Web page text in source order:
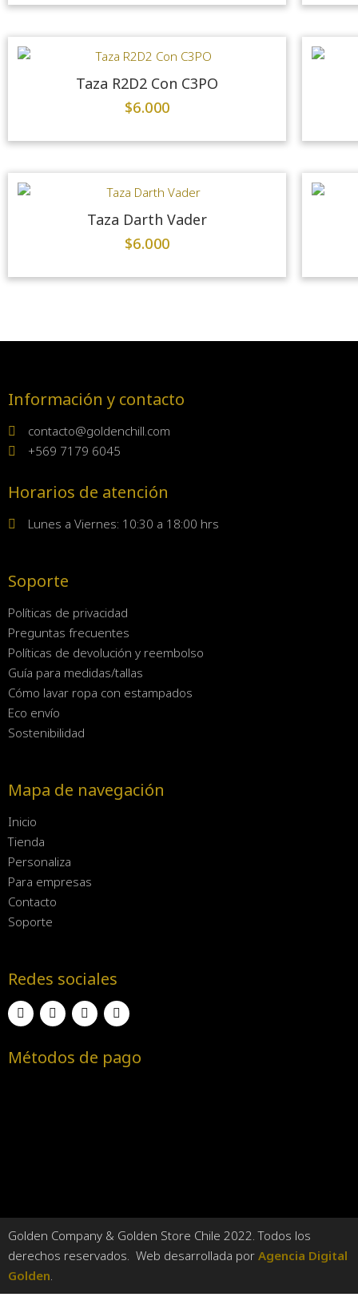
Taza R2D2 Con C3PO
$6.000
Taza Darth Vader
$6.000
Información y contacto
contacto@goldenchill.com
+569 7179 6045
Horarios de atención
Lunes a Viernes: 10:30 a 18:00 hrs
Soporte
Políticas de privacidad
Preguntas frecuentes
Políticas de devolución y reembolso
Guía para medidas/tallas
Cómo lavar ropa con estampados
Eco envío
Sostenibilidad
Mapa de navegación
Inicio
Tienda
Personaliza
Para empresas
Contacto
Soporte
Redes sociales
Métodos de pago
Golden Company & Golden Store Chile 2022. Todos los
derechos reservados. Web desarrollada por Agencia Digital
Golden.